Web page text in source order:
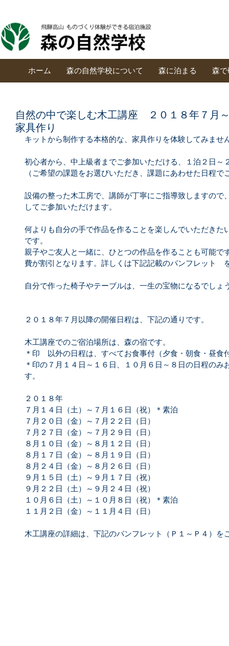
ホーム 森の自然学校について 森に泊まる 森
自然の中で楽しむ木工講座 ２０１８年７月
家具作り
キットから制作する本格的な、家具作りを体験してみませ
初心者から、中上級者までご参加いただける、１泊２日～
（ご希望の課題をお選びいただき、課題にあわせた日程で
設備の整った木工房で、講師が丁寧にご指導致しますので
してご参加いただけます。
何よりも自分の手で作品を作ることを楽しんでいただきた
です。
親子やご友人と一緒に、ひとつの作品を作ることも可能で
費が割引となります。詳しくは下記記載のパンフレット　
自分で作った椅子やテーブルは、一生の宝物になるでしょ
２０１８年７月以降の開催日程は、下記の通りです。
木工講座でのご宿泊場所は、森の宿です。
＊印　以外の日程は、すべてお食事付（夕食・朝食・昼食
＊印の７月１４日～１６日、１０月６日～８日の日程のみ
す。
２０１８年
７月１４日（土）～７月１６日（祝）＊素泊
７月２０日（金）～７月２２日（日）
７月２７日（金）～７月２９日（日）
８月１０日（金）～８月１２日（日）
８月１７日（金）～８月１９日（日）
８月２４日（金）～８月２６日（日）
９月１５日（土）～９月１７日（祝）
９月２２日（土）～９月２４日（祝）
１０月６日（土）～１０月８日（祝）＊素泊
１１月２日（金）～１１月４日（日）
木工講座の詳細は、下記のパンフレット（Ｐ１～Ｐ４）を